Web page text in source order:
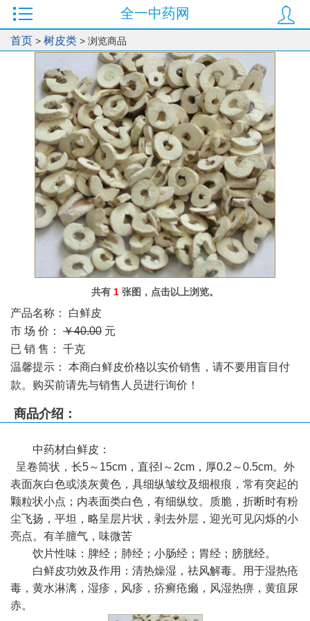
全一中药网
首页 > 树皮类 > 浏览商品
共有 1 张图，点击以上浏览。
产品名称： 白鲜皮
市 场 价： ￥40.00 元
已 销 售： 千克
温馨提示： 本商白鲜皮价格以实价销售，请不要用盲目付
款。购买前请先与销售人员进行询价！
商品介绍：
中药材白鲜皮 ：
呈卷筒状，长5～15cm，直径l～2cm，厚0.2～0.5cm。外
表面灰白色或淡灰黄色，具细纵皱纹及细根痕，常有突起的
颗粒状小点；内表面类白色，有细纵纹。质脆，折断时有粉
尘飞扬，平坦，略呈层片状，剥去外层，迎光可见闪烁的小
亮点。有羊膻气，味微苦
饮片性味：脾经；肺经；小肠经；胃经；膀胱经。
白鲜皮功效及作用：清热燥湿，祛风解毒。用于湿热疮
毒，黄水淋漓，湿疹，风疹，疥癣疮癞，风湿热痹，黄疽尿
赤。